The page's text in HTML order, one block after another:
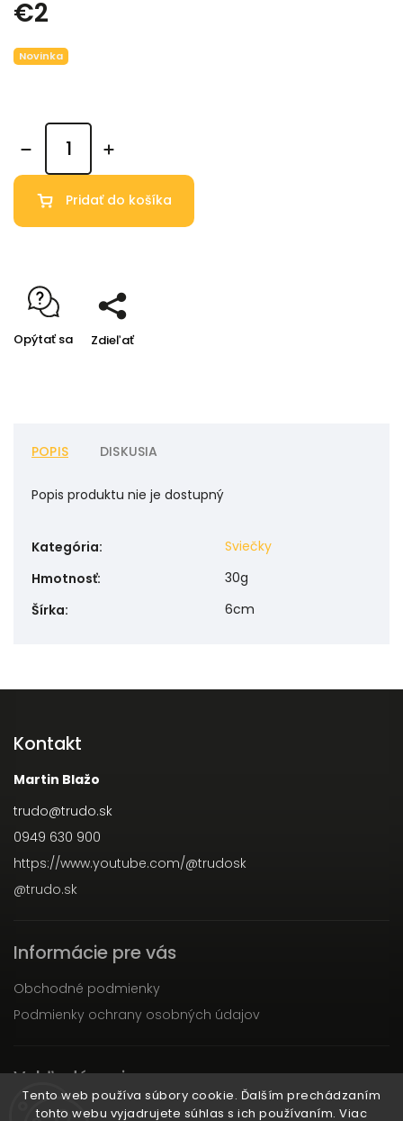
Tento web používa súbory cookie. Ďalším prechádzaním
tohto webu vyjadrujete súhlas s ich používaním. Viac
€2
Novinka
Pridať do košíka
Opýtať sa Zdieľať
POPIS DISKUSIA
Popis produktu nie je dostupný
Kategória:
Sviečky
Hmotnosť:
30g
Šírka: 6cm
Kontakt
Martin Blažo
trudo@trudo.sk
0949 630 900
https://www.youtube.com/@trudosk
@trudo.sk
Informácie pre vás
Obchodné podmienky
Podmienky ochrany osobných údajov
Vyhľadávanie